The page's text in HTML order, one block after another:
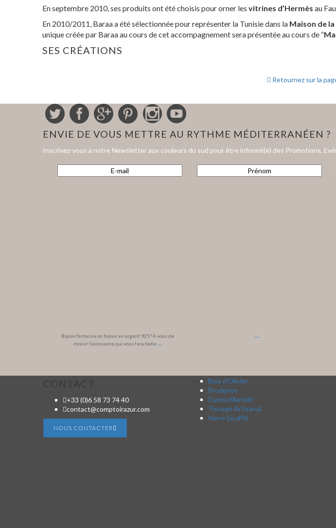
En septembre 2010, ses produits ont été choisis pour orner les vitrines d’Hermès au
En 2010/2011, Baraa a été sélectionnée pour représenter la Tunisie dans la Maison de
unique créée par Baraa au cours de cet accompagnement sera présentée au cours de “
SES CRÉATIONS
Retournez sur la
ENVIE DE VOUS METTRE AU RYTHME MÉDITERRANÉEN ?
Inscrivez-vous à notre Newsletter aux couleurs du sud pour être informé(e) des Promotions,
Bijoux fantaisie ou bijoux en argent 925? À vous de
choisir l’accessoire qui vous fera belle...
...
CONTACT
+33 (0)6 58 73 74 40
contact@comptoirazur.com
NOUS CONTACTER
Bois d’Olivier
Broderies
Cuivre Martelé
Tissage Artisanal
Verre Soufflé